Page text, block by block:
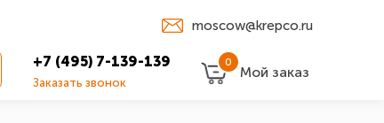
moscow@krepco.ru
+7 (495) 7-139-139
Заказать звонок
0
Мой заказ